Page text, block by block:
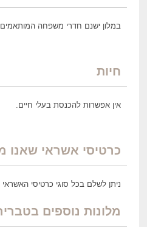
במלון ישנם חדרי משפחה
חיות
אין אפשרות להכנסת בעלי חיים.
כרטיסי אשראי שאנו
ניתן לשלם בכל סוגי כרטיסי האשראי
מלונות נוספים